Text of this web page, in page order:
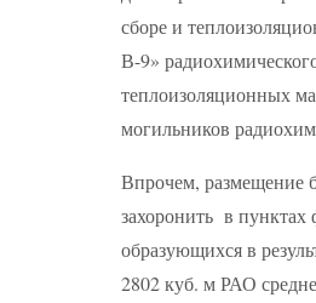
сборе и
В-9»
теплоизоляционных
могильников
Впрочем, размещение
захоронить в
образующихся в
2802 куб. м РАО